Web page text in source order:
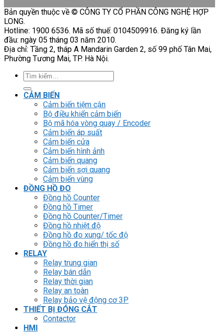
Cảm biến sợi quang
Cảm biến vùng
ĐỒNG HỒ ĐO
Đồng hồ Counter
Đồng hồ Timer
Đồng hồ Counter/Timer
Đồng hồ nhiệt độ
Đồng hồ đo xung/ tốc độ
Đồng hồ đo hiển thị số
RELAY
Relay trung gian
Relay bán dẫn
Relay thời gian
Relay an toàn
Relay bảo vệ động cơ 3P
THIẾT BỊ ĐÓNG CẮT
Contactor
HMI
PLC
BIẾN TẦN
DRIVER / MOTOR SERVO
LOGIC RELAY
Zelio
BỘ NGUỒN DC
Robot KUKA
Light Star
DRIVER / MOTOR STEP
ĐÈN BÁO
Đèn báo quay
Đèn báo panel tròn
Đèn báo tháp
Đèn báo khác
CHUYỂN MẠCH / NÚT NHẤN
Chuyển mạch có khóa
Công tắc dừng khẩn